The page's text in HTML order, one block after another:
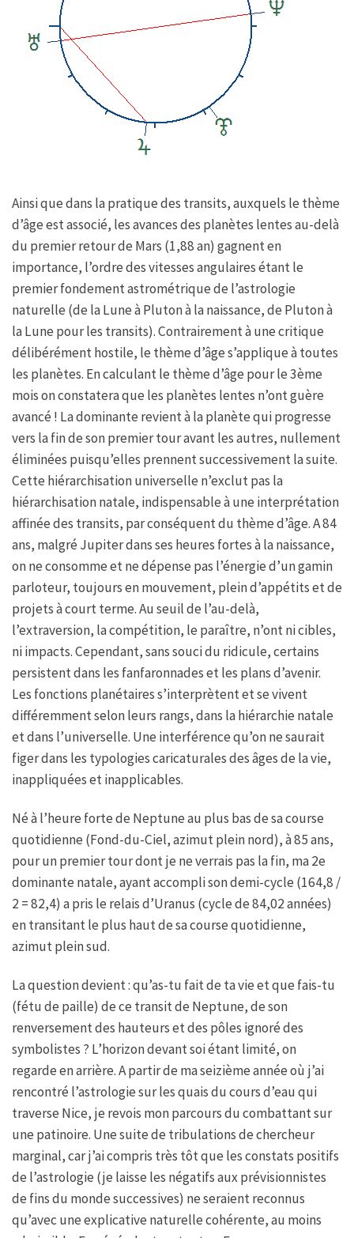
Ainsi que dans la pratique des transits, auxquels le thème
d’âge est associé, les avances des planètes lentes au-delà
du premier retour de Mars (1,88 an) gagnent en
importance, l’ordre des vitesses angulaires étant le
premier fondement astrométrique de l’astrologie
naturelle (de la Lune à Pluton à la naissance, de Pluton à
la Lune pour les transits). Contrairement à une critique
délibérément hostile, le thème d’âge s’applique à toutes
les planètes. En calculant le thème d’âge pour le 3ème
mois on constatera que les planètes lentes n’ont guère
avancé ! La dominante revient à la planète qui progresse
vers la fin de son premier tour avant les autres, nullement
éliminées puisqu’elles prennent successivement la suite.
Cette hiérarchisation universelle n’exclut pas la
hiérarchisation natale, indispensable à une interprétation
affinée des transits, par conséquent du thème d’âge. A 84
ans, malgré Jupiter dans ses heures fortes à la naissance,
on ne consomme et ne dépense pas l’énergie d’un gamin
parloteur, toujours en mouvement, plein d’appétits et de
projets à court terme. Au seuil de l’au-delà,
l’extraversion, la compétition, le paraître, n’ont ni cibles,
ni impacts. Cependant, sans souci du ridicule, certains
persistent dans les fanfaronnades et les plans d’avenir.
Les fonctions planétaires s’interprètent et se vivent
différemment selon leurs rangs, dans la hiérarchie natale
et dans l’universelle. Une interférence qu’on ne saurait
figer dans les typologies caricaturales des âges de la vie,
inappliquées et inapplicables.
Né à l’heure forte de Neptune au plus bas de sa course
quotidienne (Fond-du-Ciel, azimut plein nord), à 85 ans,
pour un premier tour dont je ne verrais pas la fin, ma 2e
dominante natale, ayant accompli son demi-cycle (164,8 /
2 = 82,4) a pris le relais d’Uranus (cycle de 84,02 années)
en transitant le plus haut de sa course quotidienne,
azimut plein sud.
La question devient : qu’as-tu fait de ta vie et que fais-tu
(fétu de paille) de ce transit de Neptune, de son
renversement des hauteurs et des pôles ignoré des
symbolistes ? L’horizon devant soi étant limité, on
regarde en arrière. A partir de ma seizième année où j’ai
rencontré l’astrologie sur les quais du cours d’eau qui
traverse Nice, je revois mon parcours du combattant sur
une patinoire. Une suite de tribulations de chercheur
marginal, car j’ai compris très tôt que les constats positifs
de l’astrologie (je laisse les négatifs aux prévisionnistes
de fins du monde successives) ne seraient reconnus
qu’avec une explicative naturelle cohérente, au moins